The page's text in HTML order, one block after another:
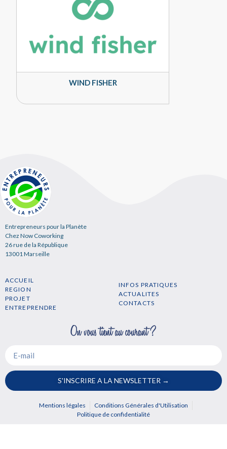
WIND FISHER
Entrepreneurs pour la Planète
Chez Now Coworking
26 rue de la République
13001 Marseille
ACCUEIL
REGION
PROJET
ENTREPRENDRE
INFOS PRATIQUES
ACTUALITES
CONTACTS
S'INSCRIRE A LA NEWSLETTER →
Mentions légales
Conditions Générales d'Utilisation
Politique de confidentialité